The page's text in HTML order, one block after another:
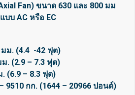
Fan) ขนาด 630 และ 800 มม
แบบ AC หรือ EC
มม. (4.4 -42 ฟุต)
ม. (2.9 – 7.3 ฟุต)
. (6.9 – 8.3 ฟุต)
9510 กก. (1644 – 20966 ปอนด์)